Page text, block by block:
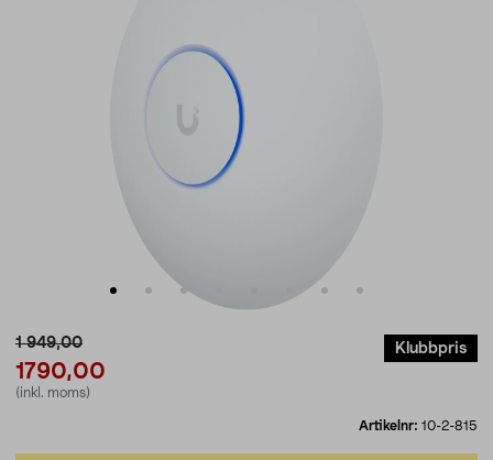
1 949,00
1790,00
(inkl. moms)
Klubbpris
Artikelnr: 10-2-815